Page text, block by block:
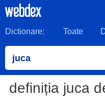
Dictionare: Toate
definiția juca